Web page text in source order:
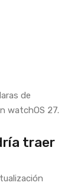
de
watchOS 27.
traer